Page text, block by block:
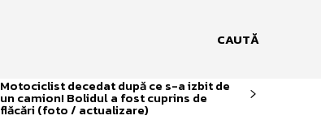
CAUTĂ
Motociclist decedat după ce s-a izbit de
un camion! Bolidul a fost cuprins de
flăcări (foto / actualizare)